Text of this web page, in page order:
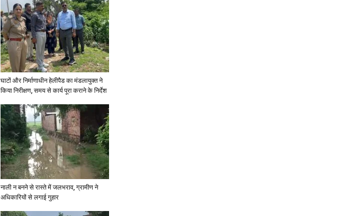
घाटों और निर्माणाधीन हेलीपैड का मंडलायुक्त ने
किया निरीक्षण, समय से कार्य पूरा कराने के निर्देश
नाली न बनने से रास्ते में जलभराव, ग्रामीण ने
अधिकारियों से लगाई गुहार